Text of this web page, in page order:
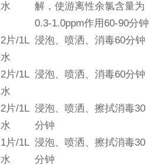
水
解，使游离性余氯含量为
0.3-1.0ppm作用60-90分钟
2片/1L
水
浸泡、喷洒、消毒60分钟
2片/1L
水
浸泡、喷洒、消毒60分钟
2片/1L
水
浸泡、喷洒、擦拭消毒30
分钟
1片/1L
水
浸泡、喷洒、擦拭消毒30
分钟